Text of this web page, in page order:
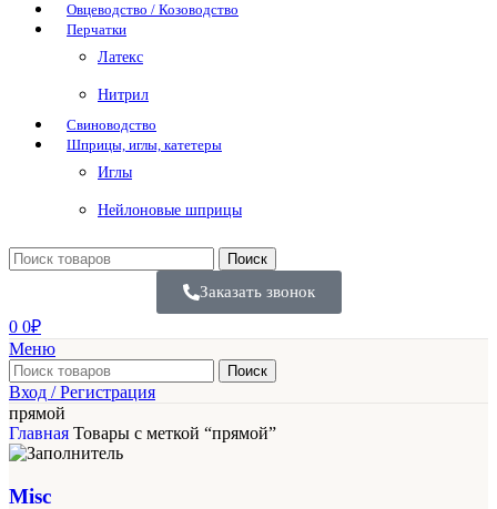
Овцеводство / Козоводство
Перчатки
Латекс
Нитрил
Свиноводство
Шприцы, иглы, катетеры
Иглы
Нейлоновые шприцы
Поиск
Заказать звонок
0 0₽
Меню
Поиск
Вход / Регистрация
прямой
Главная Товары с меткой “прямой”
Misc